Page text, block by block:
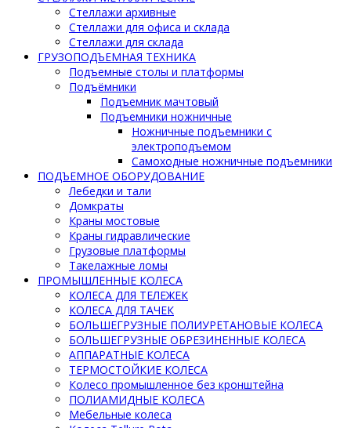
Стеллажи архивные
Стеллажи для офиса и склада
Стеллажи для склада
ГРУЗОПОДЪЕМНАЯ ТЕХНИКА
Подъемные столы и платформы
Подъёмники
Подъемник мачтовый
Подъемники ножничные
Ножничные подъемники с
электроподъемом
Самоходные ножничные подъемники
ПОДЪЕМНОЕ ОБОРУДОВАНИЕ
Лебедки и тали
Домкраты
Краны мостовые
Краны гидравлические
Грузовые платформы
Такелажные ломы
ПРОМЫШЛЕННЫЕ КОЛЕСА
КОЛЕСА ДЛЯ ТЕЛЕЖЕК
КОЛЕСА ДЛЯ ТАЧЕК
БОЛЬШЕГРУЗНЫЕ ПОЛИУРЕТАНОВЫЕ КОЛЕСА
БОЛЬШЕГРУЗНЫЕ ОБРЕЗИНЕННЫЕ КОЛЕСА
АППАРАТНЫЕ КОЛЕСА
ТЕРМОСТОЙКИЕ КОЛЕСА
Колесо промышленное без кронштейна
ПОЛИАМИДНЫЕ КОЛЕСА
Мебельные колеса